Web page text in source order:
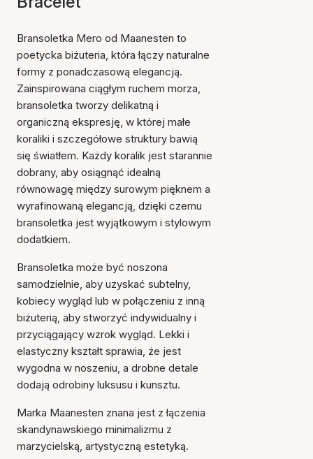
Bransoletka Mero od Maanesten to
poetycka biżuteria, która łączy naturalne
formy z ponadczasową elegancją.
Zainspirowana ciągłym ruchem morza,
bransoletka tworzy delikatną i
organiczną ekspresję, w której małe
koraliki i szczegółowe struktury bawią
się światłem. Każdy koralik jest starannie
dobrany, aby osiągnąć idealną
równowagę między surowym pięknem a
wyrafinowaną elegancją, dzięki czemu
bransoletka jest wyjątkowym i stylowym
dodatkiem.
Bransoletka może być noszona
samodzielnie, aby uzyskać subtelny,
kobiecy wygląd lub w połączeniu z inną
biżuterią, aby stworzyć indywidualny i
przyciągający wzrok wygląd. Lekki i
elastyczny kształt sprawia, że jest
wygodna w noszeniu, a drobne detale
dodają odrobiny luksusu i kunsztu.
Marka Maanesten znana jest z łączenia
skandynawskiego minimalizmu z
marzycielską, artystyczną estetyką.